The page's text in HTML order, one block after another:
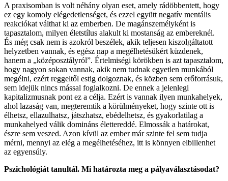
A praxisomban is volt néhány olyan eset, amely rádöbbentett, hogy
ez egy komoly elégedetlenséget, és ezzel együtt negatív mentális
reakciókat válthat ki az emberben. De magánszemélyként is
tapasztalom, milyen életstílus alakult ki mostanság az embereknél.
És még csak nem is azokról beszélek, akik teljesen kiszolgáltatott
helyzetben vannak, és egész nap a megélhetésükért küzdenek,
hanem a „középosztályról”. Értelmiségi körökben is azt tapasztalom,
hogy nagyon sokan vannak, akik nem tudnak egyetlen munkából
megélni, ezért reggeltől estig dolgoznak, és közben sem erőforrásuk,
sem idejük nincs mással foglalkozni. De ennek a jelenlegi
kapitalizmusnak pont ez a célja. Ezért is vannak ilyen munkahelyek,
ahol lazaság van, megteremtik a körülményeket, hogy szinte ott is
élhetsz, ellazulhatsz, játszhatsz, ebédelhetsz, és gyakorlatilag a
munkahelyed válik domináns élettereddé. Elmossák a határokat,
észre sem veszed. Azon kívül az ember már szinte fel sem tudja
mérni, mennyi az elég a megélhetéséhez, itt is könnyen elbillenhet
az egyensúly.
Pszichológiát tanultál. Mi határozta meg a pályaválasztásodat?